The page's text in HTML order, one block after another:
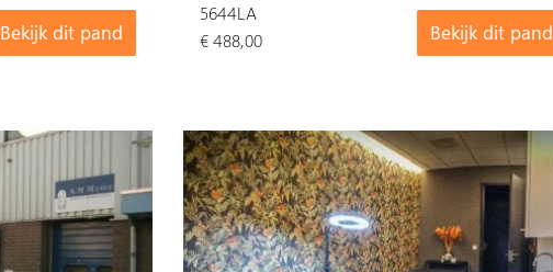
Bekijk dit pand Bekijk dit pand
5644LA
€ 488,00